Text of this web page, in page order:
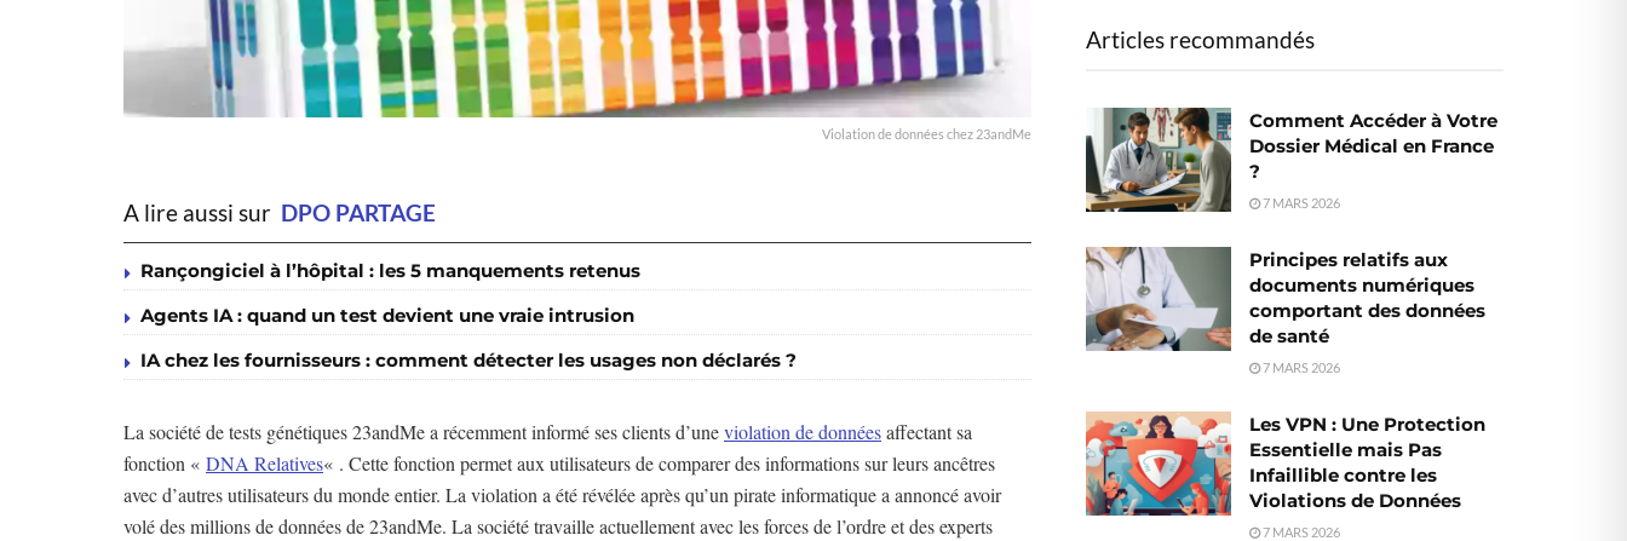
Violation de données chez 23andMe
A lire aussi sur DPO PARTAGE
Rançongiciel à l’hôpital : les 5 manquements retenus
Agents IA : quand un test devient une vraie intrusion
IA chez les fournisseurs : comment détecter les usages non déclarés ?
La société de tests génétiques 23andMe a récemment informé ses clients d’uneviolation de donnéesaffectant sa
fonction « DNA Relatives« . Cette fonction permet aux utilisateurs de comparer des informations sur leurs ancêtres
avec d’autres utilisateurs du monde entier. La violation a été révélée après qu’un pirate informatique a annoncé avoir
volé des millions de données de 23andMe. La société travaille actuellement avec les forces de l’ordre et des experts
Articles recommandés
Comment Accéder à Votre
Dossier Médical en France
?
7 MARS 2026
Principes relatifs aux
documents numériques
comportant des données
de santé
7 MARS 2026
Les VPN : Une Protection
Essentielle mais Pas
Infaillible contre les
Violations de Données
7 MARS 2026